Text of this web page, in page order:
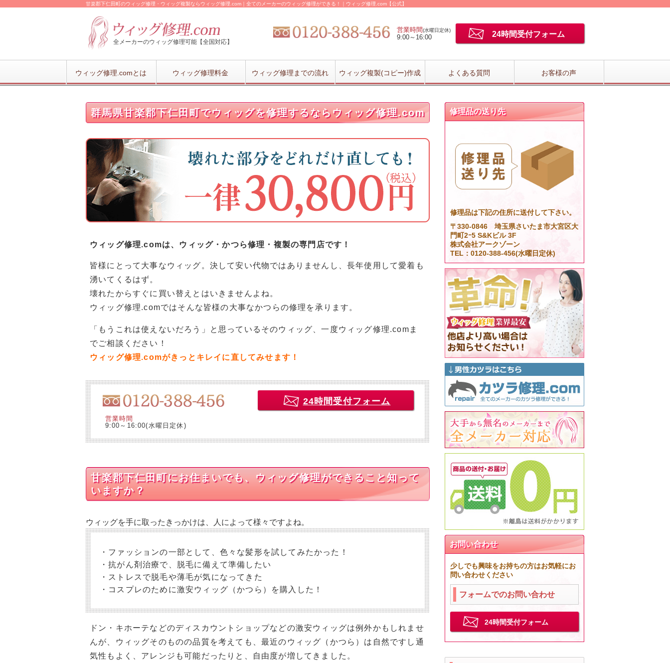
甘楽郡下仁田町のウィッグ修理・ウィッグ複製ならウィッグ修理.com｜全てのメーカーのウィッグ修理ができる！｜ウィッグ修理.com【公式】
全メーカーのウィッグ修理可能【全国対応】
営業時間(水曜日定休)
9:00～16:00 24時間受付フォーム
ウィッグ修理.comとは ウィッグ修理料金 ウィッグ修理までの流れ ウィッグ複製(コピー)作成 よくある質問 お客様の声
群馬県甘楽郡下仁田町でウィッグを修理するならウィッグ修理.com
ウィッグ修理.comは、ウィッグ・かつら修理・複製の専門店です！
皆様にとって大事なウィッグ。決して安い代物ではありませんし、長年使用して愛着も
湧いてくるはず。
壊れたからすぐに買い替えとはいきませんよね。
ウィッグ修理.comではそんな皆様の大事なかつらの修理を承ります。
「もうこれは使えないだろう」と思っているそのウィッグ、一度ウィッグ修理.comま
でご相談ください！
ウィッグ修理.comがきっとキレイに直してみせます！
営業時間
9:00～16:00(水曜日定休)
24時間受付フォーム
甘楽郡下仁田町にお住まいでも、ウィッグ修理ができること知って
いますか？
ウィッグを手に取ったきっかけは、人によって様々ですよね。
・ファッションの一部として、色々な髪形を試してみたかった！
・抗がん剤治療で、脱毛に備えて準備したい
・ストレスで脱毛や薄毛が気になってきた
・コスプレのために激安ウィッグ（かつら）を購入した！
ドン・キホーテなどのディスカウントショップなどの激安ウィッグは例外かもしれませ
んが、ウィッグそのものの品質を考えても、最近のウィッグ（かつら）は自然ですし通
気性もよく、アレンジも可能だったりと、自由度が増してきました。
修理品の送り先
修理品は下記の住所に送付して下さい。
〒330-0846 埼玉県さいたま市大宮区大
門町2ｰ5 S&Kビル 3F
株式会社アークゾーン
TEL：0120-388-456(水曜日定休)
お問い合わせ
少しでも興味をお持ちの方はお気軽にお
問い合わせください
フォームでのお問い合わせ
24時間受付フォーム